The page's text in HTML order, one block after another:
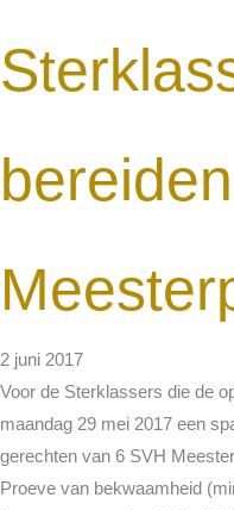
2 juni 2017
Voor de Sterklassers die de
maandag 29 mei 2017 een
gerechten van 6 SVH
Proeve van bekwaamheid